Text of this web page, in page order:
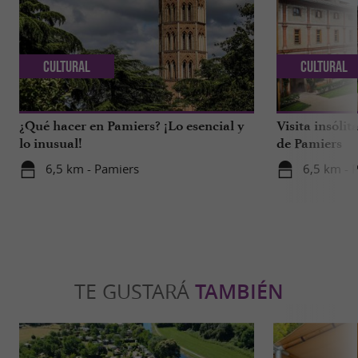
¿Qué hacer en Pamiers? ¡Lo esencial y
lo inusual!
6,5 km - Pamiers
Cultural
Visita
de Pamiers
6,5 km -
Cultural
TE GUSTARÁ TAMBIÉN